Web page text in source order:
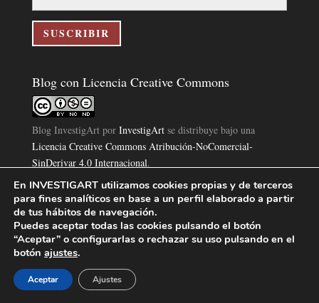
correo
electrónico
SUSCRIBIR
Blog con Licencia Creative Commons
Blog InvestigArtpor InvestigArtse distribuye bajo una
Licencia Creative Commons Atribución-NoComercial-
SinDerivar 4.0 Internacional.
Basada en una obra en
https://www.investigart.com/blog/
Política de Privacidad
Investigart Copyright © 2019. |
En INVESTIGART utilizamos cookies propias y de terceros
para fines analíticos en base a un perfil elaborado a partir
de tus hábitos de navegación.
Puedes aceptar todas las cookies pulsando el botón
“Aceptar” o configurarlas o rechazar su uso pulsando en el
botón ajustes.
Aceptar Ajustes